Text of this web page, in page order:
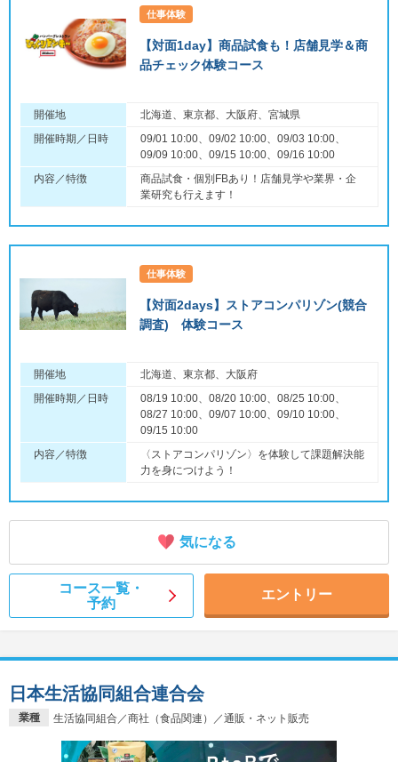
仕事体験
【対面1day】商品試食も！店舗見学＆商
品チェック体験コース
開催地
北海道、東京都、大阪府、宮城県
開催時期／日時
09/01 10:00、09/02 10:00、09/03 10:00、
09/09 10:00、09/15 10:00、09/16 10:00
内容／特徴
商品試食・個別FBあり！店舗見学や業界・企
業研究も行えます！
仕事体験
【対面2days】ストアコンパリゾン(競合
調査) 体験コース
開催地
北海道、東京都、大阪府
開催時期／日時
08/19 10:00、08/20 10:00、08/25 10:00、
08/27 10:00、09/07 10:00、09/10 10:00、
09/15 10:00
内容／特徴
〈ストアコンパリゾン〉を体験して課題解決能
力を身につけよう！
気になる
コース一覧・
予約
エントリー
業種 生活協同組合／商社（食品関連）／通販・ネット販売
日本生活協同組合連合会